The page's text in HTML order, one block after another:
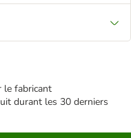
le fabricant
durant les 30 derniers